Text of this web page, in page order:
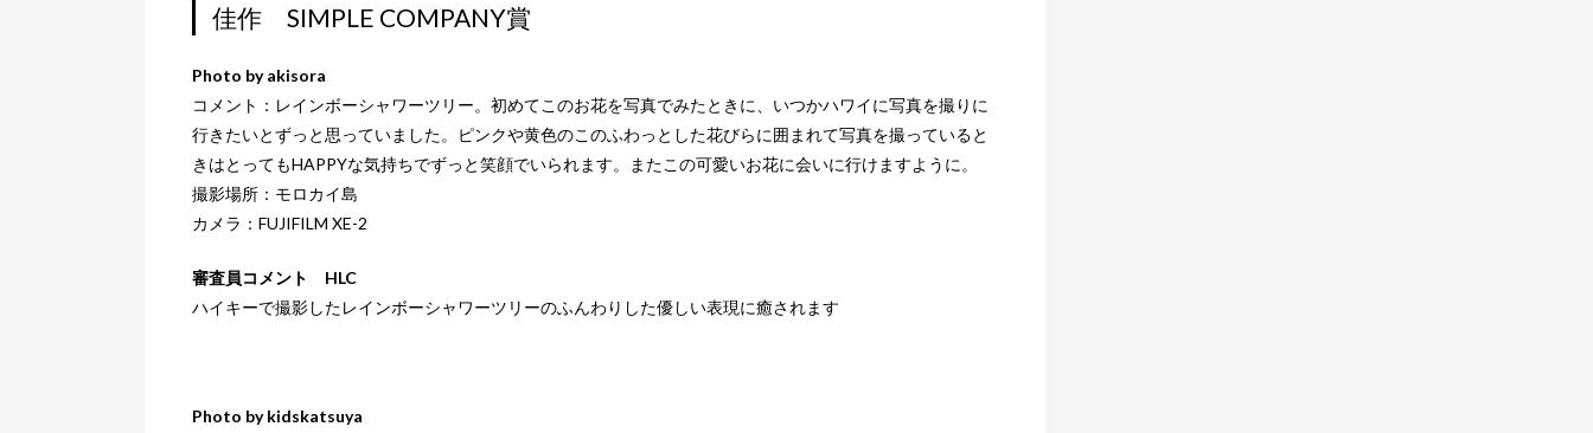
佳作 SIMPLE COMPANY賞
Photo by akisora
コメント：レインボーシャワーツリー。初めてこのお花を写真でみたときに、いつかハワイに写真を撮りに
行きたいとずっと思っていました。ピンクや黄色のこのふわっとした花びらに囲まれて写真を撮っていると
きはとってもHAPPYな気持ちでずっと笑顔でいられます。またこの可愛いお花に会いに行けますように。
撮影場所：モロカイ島
カメラ：FUJIFILM XE-2
審査員コメント HLC
ハイキーで撮影したレインボーシャワーツリーのふんわりした優しい表現に癒されます
Photo by kidskatsuya